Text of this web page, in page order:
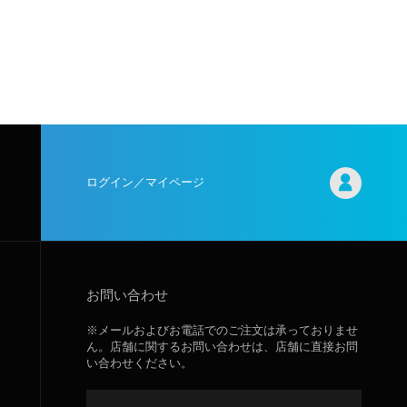
ログイン／マイページ
お問い合わせ
※メールおよびお電話でのご注文は承っておりませ
ん。店舗に関するお問い合わせは、店舗に直接お問
い合わせください。